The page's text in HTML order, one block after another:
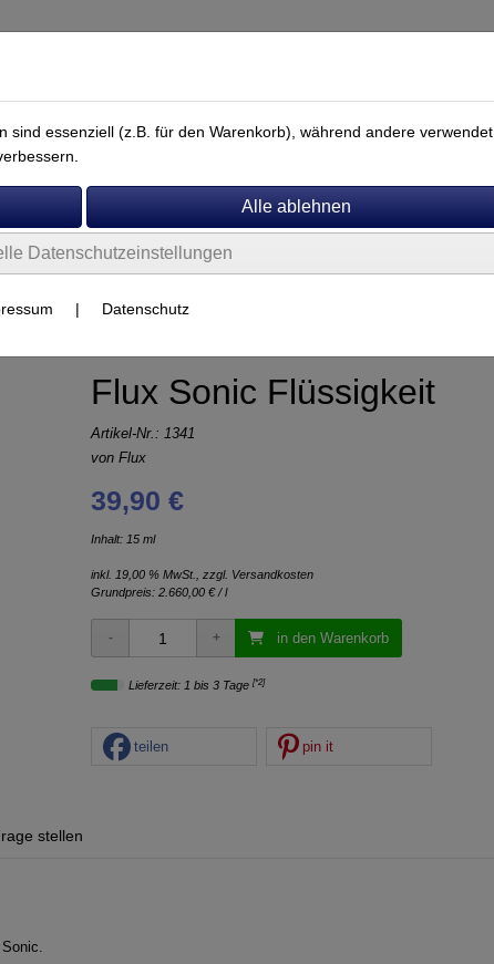
Flux Sonic Flüssigkeit
Artikel-Nr.: 1341
von Flux
39,90 €
Inhalt: 15 ml
inkl. 19,00 % MwSt., zzgl. Versandkosten
Grundpreis: 2.660,00 € / l
in den Warenkorb
Lieferzeit: 1 bis 3 Tage [*2]
teilen pin it
stellen
sind essenziell (z.B. für den Warenkorb), während andere verwendet
Datenschutzeinstellungen
| Datenschutz